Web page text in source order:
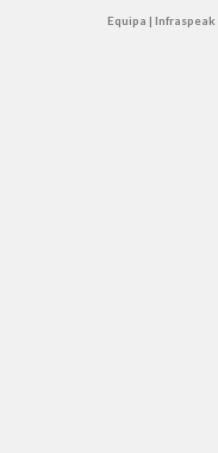
Equipa | Infraspeak